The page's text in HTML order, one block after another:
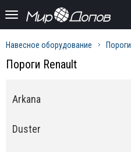
Навесное оборудование Пороги
Пороги Renault
Arkana
Duster